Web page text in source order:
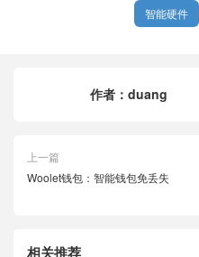
智能硬件
作者： duang
上一篇
Woolet钱包：智能钱包免丢失
相关推荐